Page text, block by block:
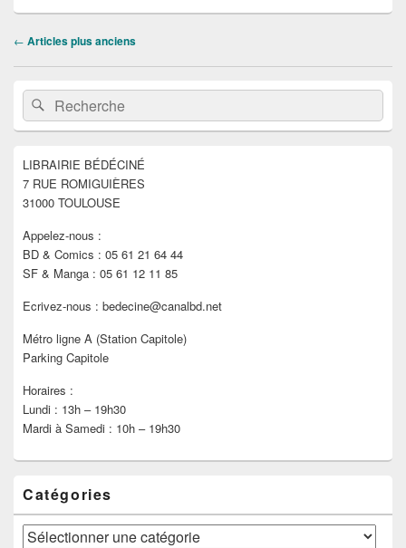
Navigation
articles
← Articles plus anciens
Zone
principale
de
widget
barre
latérale
Recherche :Rechercher
LIBRAIRIE BÉDÉCINÉ
7 RUE ROMIGUIÈRES
31000 TOULOUSE
Appelez-nous :
BD & Comics : 05 61 21 64 44
SF & Manga : 05 61 12 11 85
Ecrivez-nous : bedecine@canalbd.net
Métro ligne A (Station Capitole)
Parking Capitole
Horaires :
Lundi : 13h – 19h30
Mardi à Samedi : 10h – 19h30
Catégories
Catégories